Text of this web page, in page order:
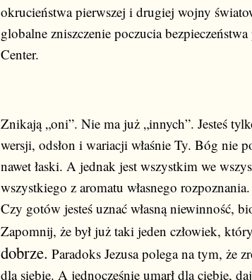
okrucieństwa pierwszej i drugiej wojny
globalne zniszczenie poczucia
Center.
Znikają „oni”. Nie ma już „innych”. Jesteś
wersji, odsłon i wariacji właśnie Ty. Bóg nie
nawet łaski. A jednak jest wszystkim we
wszystkiego z aromatu własnego
Czy gotów jesteś uznać własną niewinność,
Zapomnij, że był już taki jeden człowiek,
dobrze. Paradoks Jezusa polega na tym, że
dla siebie. A jednocześnie umarł dla ciebie,